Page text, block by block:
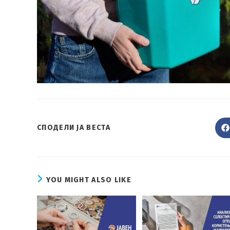
СПОДЕЛИ ЈА ВЕСТАSHARE
YOU MIGHT ALSO LIKE